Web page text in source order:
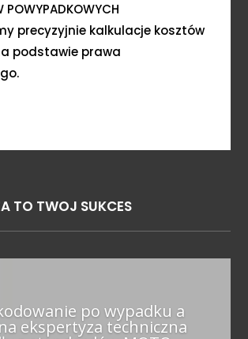
POWYPADKOWYCH
precyzyjnie kalkulacje kosztów
podstawie prawa
TO TWOJ SUKCES
po wypadku a
ekspertyza techniczna